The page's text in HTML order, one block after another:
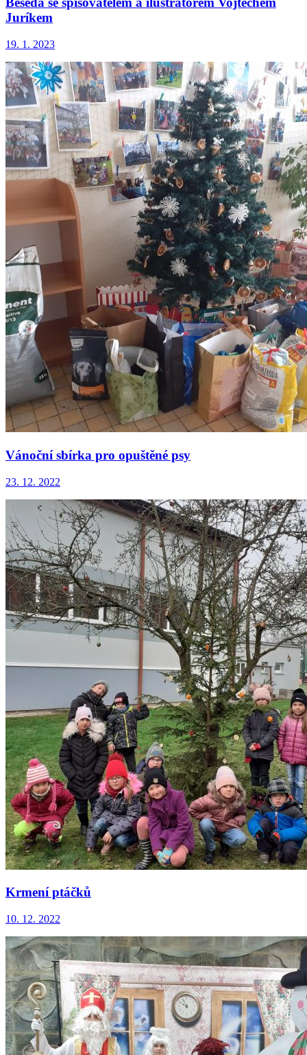
Juríkem
19. 1. 2023
Vánoční sbírka pro opuštěné psy
23. 12. 2022
Krmení ptáčků
10. 12. 2022